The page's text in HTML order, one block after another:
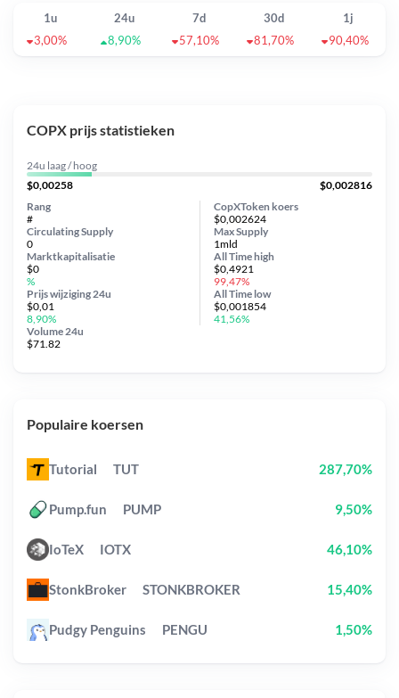
1u 24u 7d 30d
1j
3,00%
8,90% 57,10% 81,70% 90,40%
COPX prijs statistieken
24u laag / hoog
$0,00258
$0,002816
CopXToken koers
$0,002624
Circulating Supply
0
Prijs wijziging 24u
$0,01
8,90%
Max Supply
1mld
Marktkapitalisatie
$0
%
Volume 24u
$71.82
Rang
#
All Timehigh
$0,4921
99,47%
All Time low
$0,001854
41,56%
Populaire koersen
Tutorial TUT 287,70%
Pump.fun PUMP 9,50%
IoTeX IOTX 46,10%
StonkBroker STONKBROKER 15,40%
Pudgy Penguins PENGU 1,50%